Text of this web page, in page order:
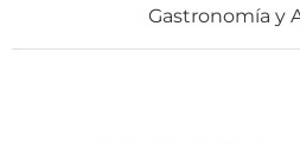
Gastronomía y